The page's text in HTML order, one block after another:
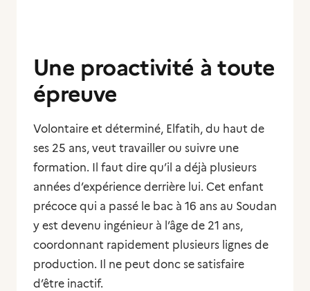
Une proactivité à toute
épreuve
Volontaire et déterminé, Elfatih, du haut de
ses 25 ans, veut travailler ou suivre une
formation. Il faut dire qu’il a déjà plusieurs
années d’expérience derrière lui. Cet enfant
précoce qui a passé le bac à 16 ans au Soudan
y est devenu ingénieur à l’âge de 21 ans,
coordonnant rapidement plusieurs lignes de
production. Il ne peut donc se satisfaire
d’être inactif.